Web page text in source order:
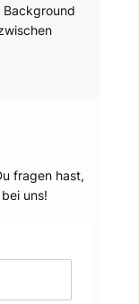
Background
fragen hast,
uns!